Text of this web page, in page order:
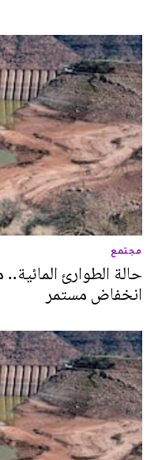
مجتمع
حالة الطوارئ
انخفاض مستمر